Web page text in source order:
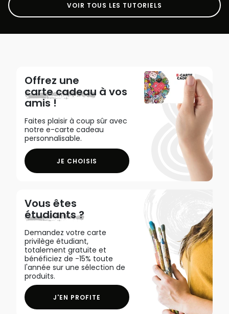
VOIR TOUS LES TUTORIELS
Offrez une
carte cadeau à vos
amis !
Faites plaisir à coup sûr avec
notre e-carte cadeau
personnalisable.
JE CHOISIS
Vous êtes
étudiants ?
Demandez votre carte
privilège étudiant,
totalement gratuite et
bénéficiez de -15% toute
l'année sur une sélection de
produits.
J'EN PROFITE